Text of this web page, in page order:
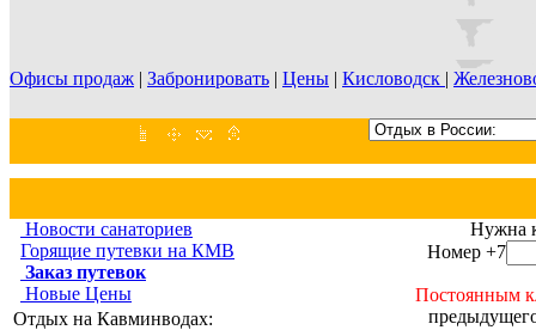
Офисы продаж | Забронировать | Цены | Кисловодск |
Новости санаториев
Горящие путевки на КМВ
Заказ путевок
Новые Цены
Отдых на Кавминводах:
Нужна
Номер +7
Постоянным